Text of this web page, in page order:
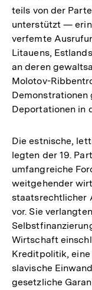
teils von der
unterstützt —
verfemte
Litauens,
an deren
Molotov-
Demonstrationen
Deportationen in
Die estnische,
legten der 19.
umfangreiche
weitgehender
staatsrechtlicher
vor. Sie
Wirtschaft
Kreditpolitik,
slavische
gesetzliche